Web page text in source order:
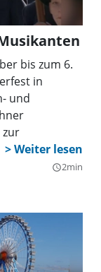
bis zum 6.
in
und
zur
mehr als
in
die Musik-
query_builder2min